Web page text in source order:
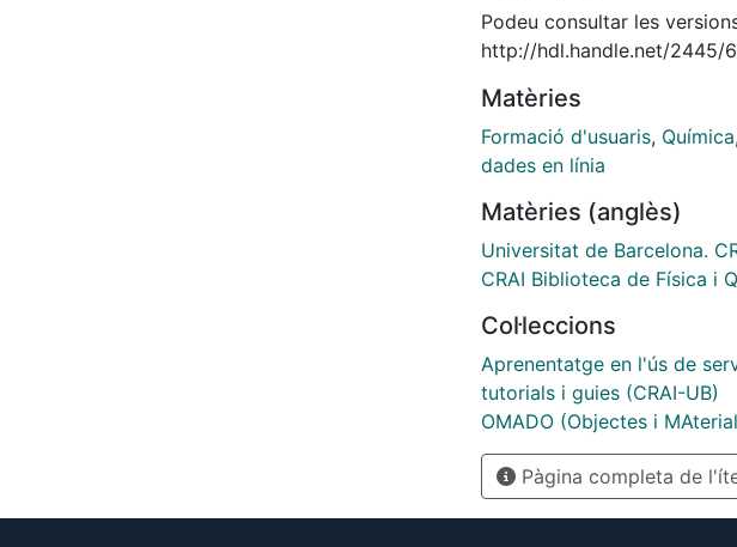
Podeu consultar les
http://hdl.handle.net/2445/
Matèries
Formació d'usuaris, Química,
dades en línia
Matèries (anglès)
Universitat de Barcelona.
CRAI Biblioteca de Física i
Col·leccions
Aprenentatge en l'ús de
tutorials i guies (CRAI-UB)
OMADO (Objectes i
Pàgina completa de